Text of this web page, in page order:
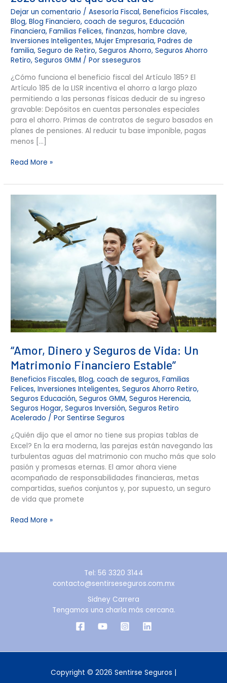
Dejar un comentario /Asesoría Fiscal,Beneficios Fiscales,
Blog,Blog Financiero,coach de seguros,Educación
Financiera,Familias Felices, finanzas,hombre clave,
Inversiones Inteligentes,Mujer Empresaria,Padres de
familia,Seguro de Retiro,Seguros Ahorro,Seguros Ahorro
Retiro,Seguros GMM / Porsseseguros
¿Cómo funciona el beneficio fiscal del Artículo 185? El
Artículo 185 de la LISR incentiva el ahorro a largo plazo
permitiendo a las personas físicas deducir de su ingreso
gravable: Depósitos en cuentas personales especiales
para el ahorro. Primas de contratos de seguro basados en
planes de pensiones. Al reducir tu base imponible, pagas
menos […]
Read More »
“Amor, Dinero y Seguros de Vida: Un
Matrimonio Financiero Estable”
Beneficios Fiscales,Blog,coach de seguros,Familias
Felices,Inversiones Inteligentes,Seguros Ahorro Retiro,
Seguros Educación,Seguros GMM,Seguros Herencia,
Seguros Hogar,Seguros Inversión,Seguros Retiro
Acelerado / PorSentirse Seguros
¿Quién dijo que el amor no tiene sus propias tablas de
Excel? En la era moderna, las parejas están navegando las
turbulentas aguas del matrimonio con mucho más que solo
pasión y promesas eternas. El amor ahora viene
acompañado de responsabilidades financieras, metas
compartidas, sueños conjuntos y, por supuesto, un seguro
de vida que promete
Dinero
Seguros
Vida:
Un
Financiero
Estable”
Read More »
Tel: 56 3320 3144
contacto@sentirseseguros.com.mx
Sidney Carrera
Tengamos una charla más cercana.
Copyright © 2026 Sentirse Seguros |